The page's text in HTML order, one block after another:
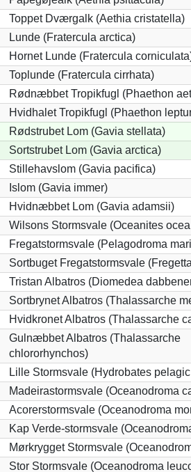
Toppet Dværgalk (Aethia cristatella)
Lunde (Fratercula arctica)
Hornet Lunde (Fratercula
Toplunde (Fratercula cirrhata)
Rødnæbbet Tropikfugl (Phaethon
Hvidhalet Tropikfugl (Phaethon
Rødstrubet Lom (Gavia stellata)
Sortstrubet Lom (Gavia arctica)
Stillehavslom (Gavia pacifica)
Islom (Gavia immer)
Hvidnæbbet Lom (Gavia adamsii)
Wilsons Stormsvale (Oceanites
Fregatstormsvale (Pelagodroma
Sortbuget Fregatstormsvale
Tristan Albatros (Diomedea
Sortbrynet Albatros (Thalassarche
Hvidkronet Albatros (Thalassarche
Gulnæbbet Albatros (Thalassarche
chlororhynchos)
Lille Stormsvale (Hydrobates
Madeirastormsvale (Oceanodroma
Acorerstormsvale (Oceanodroma
Kap Verde-stormsvale
Mørkrygget Stormsvale
Stor Stormsvale (Oceanodroma